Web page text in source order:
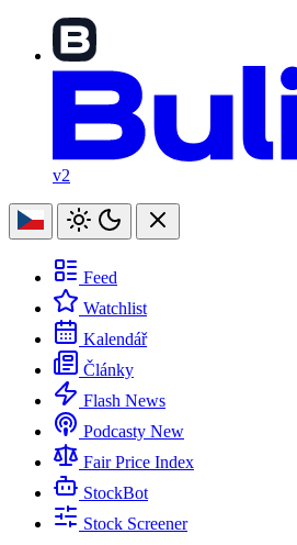
v2
Feed
Watchlist
Kalendář
Články
Flash News
Podcasty New
Fair Price Index
StockBot
Stock Screener